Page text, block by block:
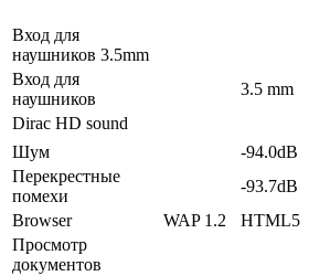
Вход для
наушников 3.5mm
Вход для
наушников
3.5 mm
Dirac HD sound
Шум
-94.0dB
Перекрестные
помехи
-93.7dB
Browser
WAP 1.2 HTML5
Просмотр
документов